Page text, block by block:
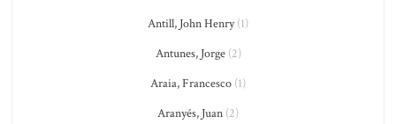
Antill, John Henry(1)
Antunes, Jorge(2)
Araia, Francesco (1)
Aranyés, Juan (2)